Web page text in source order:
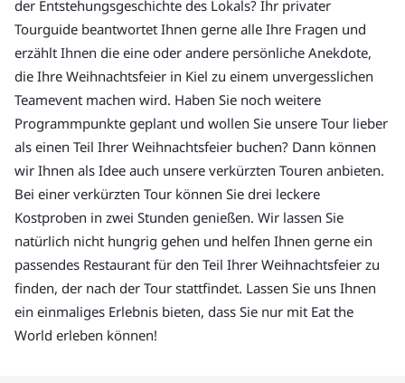
der Entstehungsgeschichte des Lokals? Ihr privater
Tourguide beantwortet Ihnen gerne alle Ihre Fragen und
erzählt Ihnen die eine oder andere persönliche Anekdote,
die Ihre Weihnachtsfeier in Kiel zu einem unvergesslichen
Teamevent machen wird. Haben Sie noch weitere
Programmpunkte geplant und wollen Sie unsere Tour lieber
als einen Teil Ihrer Weihnachtsfeier buchen? Dann können
wir Ihnen als Idee auch unsere verkürzten Touren anbieten.
Bei einer verkürzten Tour können Sie drei leckere
Kostproben in zwei Stunden genießen. Wir lassen Sie
natürlich nicht hungrig gehen und helfen Ihnen gerne ein
passendes Restaurant für den Teil Ihrer Weihnachtsfeier zu
finden, der nach der Tour stattfindet. Lassen Sie uns Ihnen
ein einmaliges Erlebnis bieten, dass Sie nur mit Eat the
World erleben können!